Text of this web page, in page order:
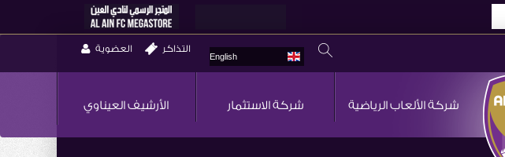
English
التذاكر العضوية
الأرشيف العيناوي شركة الاستثمار شركة الألعاب الرياضية